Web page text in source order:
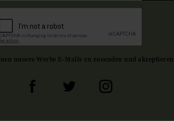
unsere Werbe E-Mails zu zusenden und